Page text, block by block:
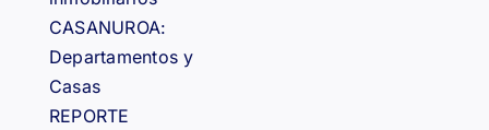
CASANUROA:
Departamentos y
Casas
REPORTE